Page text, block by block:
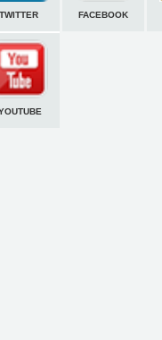
TWITTER FACEBOOK